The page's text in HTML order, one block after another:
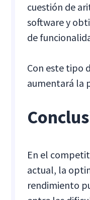
cuestión de
software y
de
Con este tipo
aumentará la
En el
actual, la
rendimiento